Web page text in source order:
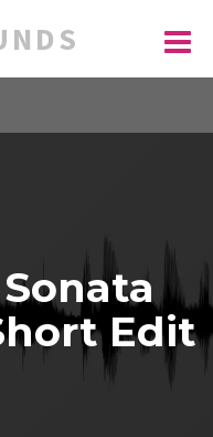
Edit